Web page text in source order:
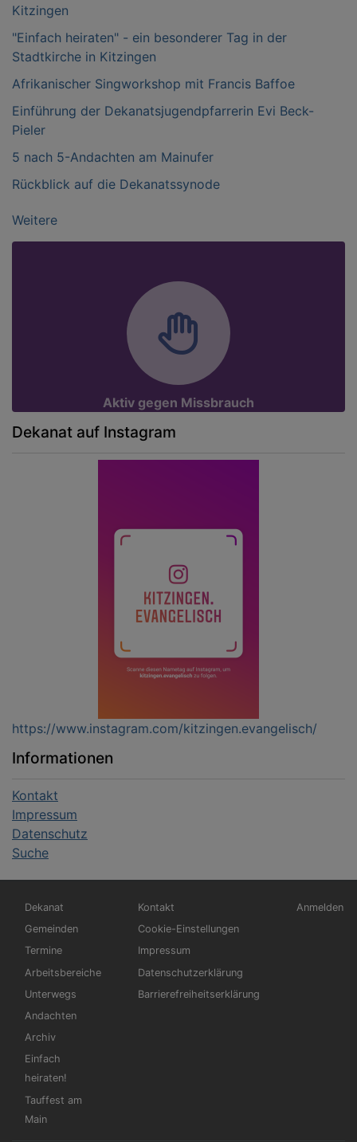
Kitzingen
"Einfach heiraten" - ein besonderer Tag in der
Stadtkirche in Kitzingen
Afrikanischer Singworkshop mit Francis Baffoe
Einführung der Dekanatsjugendpfarrerin Evi Beck-
Pieler
5 nach 5-Andachten am Mainufer
Rückblick auf die Dekanatssynode
Weitere
Aktiv gegen Missbrauch
Dekanat auf Instagram
https://www.instagram.com/kitzingen.evangelisch/
Informationen
Kontakt
Impressum
Datenschutz
Suche
Hauptnavigation
Dekanat
Gemeinden
Termine
Arbeitsbereiche
Unterwegs
Andachten
Archiv
Einfach
heiraten!
Tauffest am
Main
Fußbereichsmenü
Kontakt
Cookie-Einstellungen
Impressum
Datenschutzerklärung
Barrierefreiheitserklärung
Anmelden